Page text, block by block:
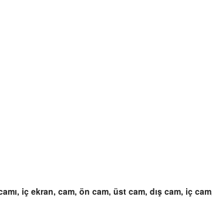
iç ekran, cam, ön cam, üst cam, dış cam, iç